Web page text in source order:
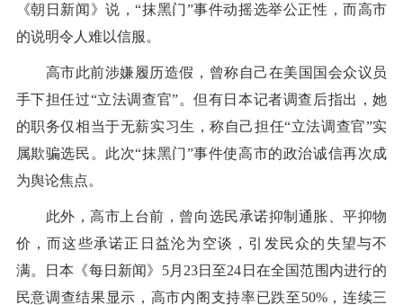
《朝日新闻》说，“抹黑门”事件动摇选举公正性，而高市
的说明令人难以信服。
高市此前涉嫌履历造假，曾称自己在美国国会众议员
手下担任过“立法调查官”。但有日本记者调查后指出，她
的职务仅相当于无薪实习生，称自己担任“立法调查官”实
属欺骗选民。此次“抹黑门”事件使高市的政治诚信再次成
为舆论焦点。
此外，高市上台前，曾向选民承诺抑制通胀、平抑物
价，而这些承诺正日益沦为空谈，引发民众的失望与不
满。日本《每日新闻》5月23日至24日在全国范围内进行的
民意调查结果显示，高市内阁支持率已跌至50%，连续三